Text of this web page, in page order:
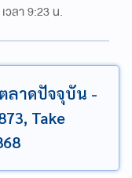
วลา 9:23 น.
ลาดปัจจุบัน -
Take